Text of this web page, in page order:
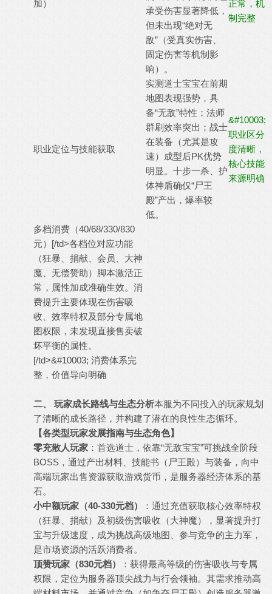
加）
承受伤害显著降低，
但未出现“绝对无
敌”（受真实伤害、
固定伤害等机制影
响）。
正常，机
制完整
职业定位与技能获取
实测道士宝宝在前期
地图表现强势，具
备“无敌”特性；法师
群刷效率突出；战士
在装备（尤其是攻
速）成型后PK优势
明显。十步一杀、护
体神盾确仅“尸王
殿”产出，爆率较
低。
&#10003;
职业区分
度清晰，
核心技能
来源明确
多档消费（40/68/330/830
元）[/td>各档位对应功能
（狂暴、捐献、会员、大神
魔、无偿赞助）脚本激活正
常，属性加成准确生效。消
费提升主要体现在伤害吸
收、效率特权及部分专属地
图权限，未发现直接售卖破
坏平衡的属性。
[/td>&#10003; 消费体系完
整，价值导向明确
二、 玩家成长路线与生态分析本服为不同投入的玩家规划
了清晰的成长路径，并构建了潜在的良性生态循环。
【各类型玩家发展指南与生态角色】
零充散人玩家 ：首选道士，依靠“无敌宝宝”可挑战全阶段
BOSS，通过产出材料、技能书（尸王殿）与装备，向中
高端玩家出售资源获取游戏货币，是服务器经济体系的基
石。
小中额玩家（40-330元档）
：通过充值获取核心效率特权
（狂暴、捐献）及初级伤害吸收（大神魔），显著提升打
宝与升级速度，成为挑战高级地图、参与竞争的主力军，
是市场资源的活跃消费者。
顶赞玩家（830元档）
：获得最高等级的伤害吸收与专属
权限，定位为服务器顶尖战力与行会领袖。其需求推动高